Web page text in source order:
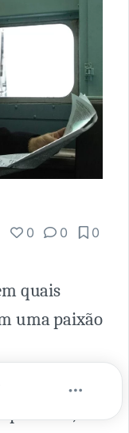
0 0 0
quais
uma paixão